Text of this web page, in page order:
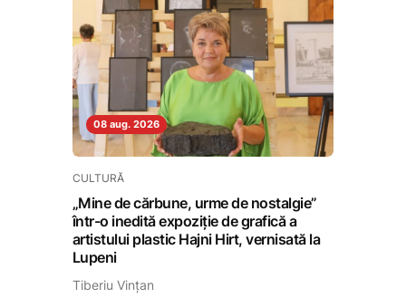
08 aug. 2026
CULTURĂ
„Mine de cărbune, urme de nostalgie”
într-o inedită expoziție de grafică a
artistului plastic Hajni Hirt, vernisată la
Lupeni
Tiberiu Vințan